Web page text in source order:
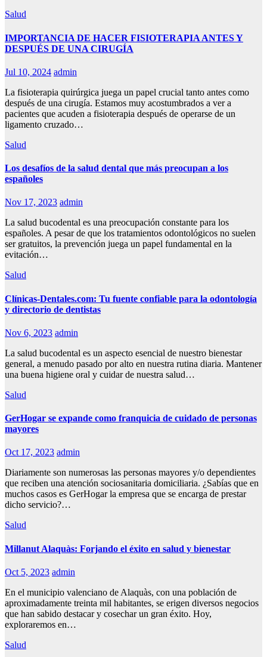
Salud
IMPORTANCIA DE HACER FISIOTERAPIA ANTES Y
DESPUÉS DE UNA CIRUGÍA
Jul 10, 2024 admin
La fisioterapia quirúrgica juega un papel crucial tanto antes como
después de una cirugía. Estamos muy acostumbrados a ver a
pacientes que acuden a fisioterapia después de operarse de un
ligamento cruzado…
Salud
Los desafíos de la salud dental que más preocupan a los
españoles
Nov 17, 2023 admin
La salud bucodental es una preocupación constante para los
españoles. A pesar de que los tratamientos odontológicos no suelen
ser gratuitos, la prevención juega un papel fundamental en la
evitación…
Salud
Clínicas-Dentales.com: Tu fuente confiable para la odontología
y directorio de dentistas
Nov 6, 2023 admin
La salud bucodental es un aspecto esencial de nuestro bienestar
general, a menudo pasado por alto en nuestra rutina diaria. Mantener
una buena higiene oral y cuidar de nuestra salud…
Salud
GerHogar se expande como franquicia de cuidado de personas
mayores
Oct 17, 2023 admin
Diariamente son numerosas las personas mayores y/o dependientes
que reciben una atención sociosanitaria domiciliaria. ¿Sabías que en
muchos casos es GerHogar la empresa que se encarga de prestar
dicho servicio?…
Salud
Millanut Alaquàs: Forjando el éxito en salud y bienestar
Oct 5, 2023 admin
En el municipio valenciano de Alaquàs, con una población de
aproximadamente treinta mil habitantes, se erigen diversos negocios
que han sabido destacar y cosechar un gran éxito. Hoy,
exploraremos en…
Salud